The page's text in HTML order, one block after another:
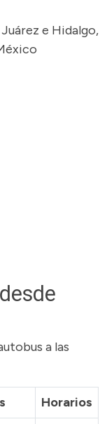
e Hidalgo,
a las
Horarios